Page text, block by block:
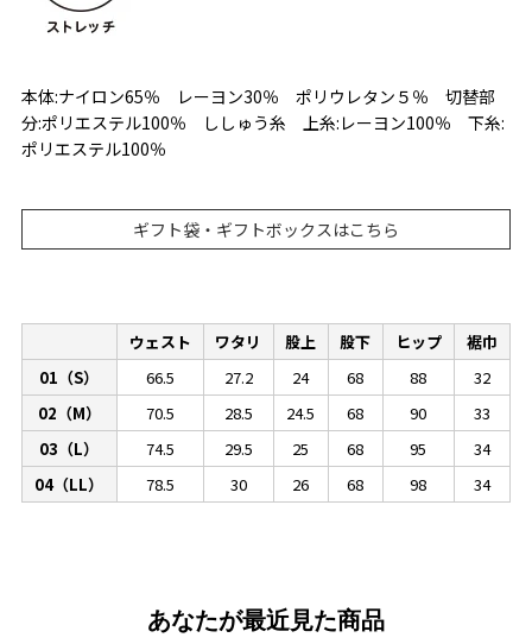
本体:ナイロン65％ レーヨン30％ ポリウレタン５％ 切替部
分:ポリエステル100％ ししゅう糸 上糸:レーヨン100％ 下糸:
ポリエステル100％
ギフト袋・ギフトボックスはこちら
ウェスト ワタリ 股上 股下 ヒップ
裾巾
01（S）
66.5 27.2 24 68 88
32
02（M）
70.5 28.5 24.5 68 90
33
03（L）
74.5 29.5 25 68 95
34
04（LL）
78.5 30 26 68 98 34
あなたが最近見た商品